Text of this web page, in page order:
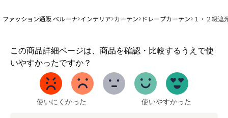
ファッション通販 ベルーナ インテリア カーテン ドレープカーテン １・２級遮
この商品詳細ページは、商品を確認・比較するうえで使
いやすかったですか？
1
か
使いにくかった 使いやすかった